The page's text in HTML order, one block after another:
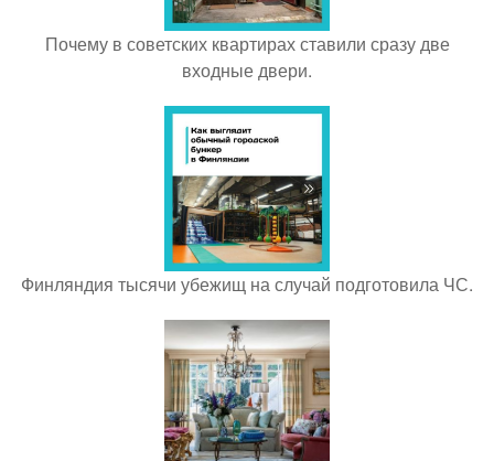
Почему в советских квартирах ставили сразу две
входные двери.
Финляндия тысячи убежищ на случай подготовила ЧС.